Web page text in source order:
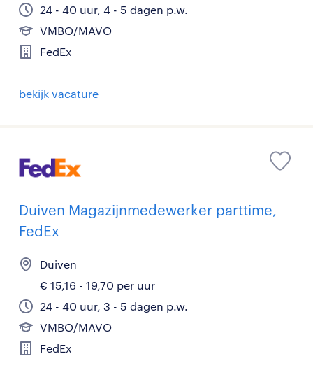
24 - 40 uur, 4 - 5 dagen p.w.
VMBO/MAVO
FedEx
bekijk vacature
Duiven Magazijnmedewerker parttime,
FedEx
Duiven
€ 15,16 - 19,70 per uur
24 - 40 uur, 3 - 5 dagen p.w.
VMBO/MAVO
FedEx